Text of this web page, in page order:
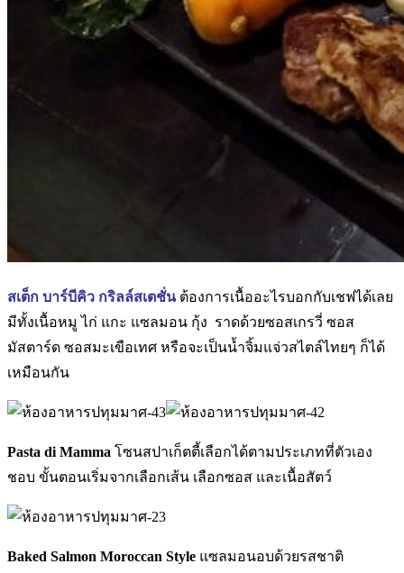
สเต็ก บาร์บีคิว กริลล์สเตชั่นต้องการเนื้ออะไรบอกกับเชฟได้เลย
มีทั้งเนื้อหมู ไก่ แกะ แซลมอน กุ้ง ราดด้วยซอสเกรวี่ ซอส
มัสตาร์ด ซอสมะเขือเทศ หรือจะเป็นน้ำจิ้มแจ่วสไตล์ไทยๆ ก็ได้
เหมือนกัน
Pasta di Mamma โซนสปาเก็ตตี้เลือกได้ตามประเภทที่ตัวเอง
ชอบ ขั้นตอนเริ่มจากเลือกเส้น เลือกซอส และเนื้อสัตว์
Baked Salmon Moroccan Style แซลมอนอบด้วยรสชาติ